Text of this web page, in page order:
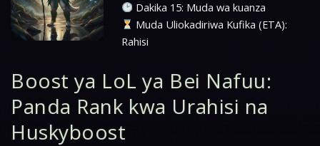
Dakika 15: Muda wa kuanza
Muda Uliokadiriwa Kufika (ETA):
Rahisi
Boost ya LoL ya Bei Nafuu:
Panda Rank kwa Urahisi na
Huskyboost